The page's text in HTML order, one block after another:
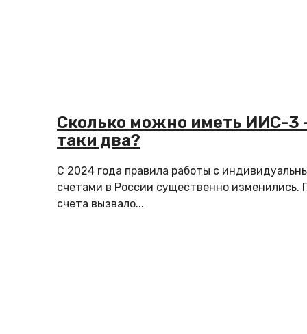
Сколько можно иметь ИИС-3
таки два?
С 2024 года правила работы с
счетами в России существенно изменились.
счета вызвало...